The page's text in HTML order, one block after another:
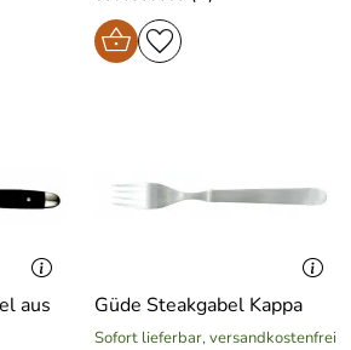
aus
Güde Steakgabel Kappa
Sofort lieferbar, versandkostenfrei